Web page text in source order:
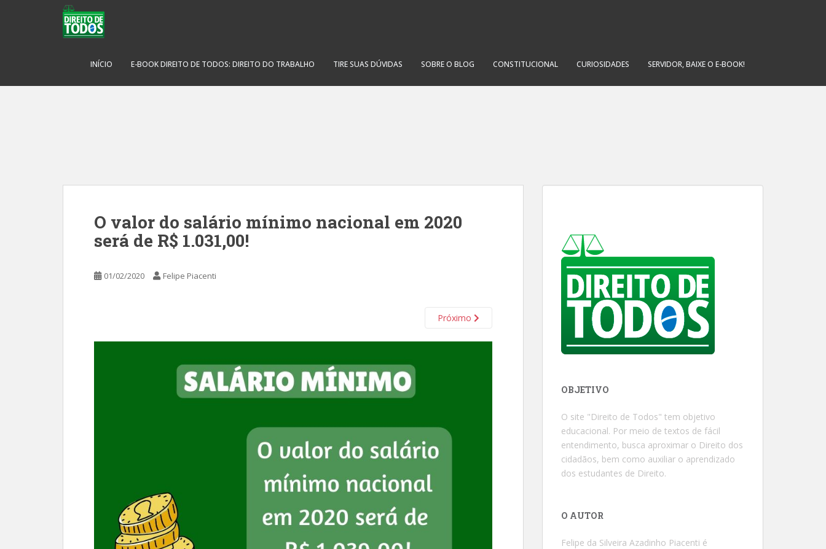
INÍCIO E-BOOK DIREITO DE TODOS: DIREITO DO TRABALHO TIRE SUAS DÚVIDAS SOBRE O BLOG CONSTITUCIONAL CURIOSIDADES SERVIDOR, BAIXE O E-BOOK!
O valor do salário mínimo nacional em 2020
será de R$ 1.031,00!
01/02/2020 Felipe Piacenti
Próximo
OBJETIVO
O site "Direito de Todos" tem objetivo
educacional. Por meio de textos de fácil
entendimento, busca aproximar o Direito dos
cidadãos, bem como auxiliar o aprendizado
dos estudantes de Direito.
O AUTOR
Felipe da Silveira Azadinho Piacenti é